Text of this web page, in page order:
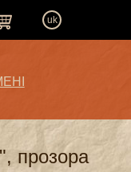
uk
прозора